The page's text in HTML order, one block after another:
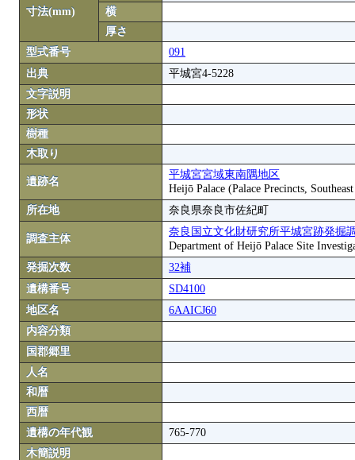
寸法(mm)
横
厚さ
型式番号
091
出典
平城宮4-5228
文字説明
形状
樹種
木取り
遺跡名
平城宮宮域東南隅地区
Heijō Palace (Palace Precincts,
所在地
奈良県奈良市佐紀町
調査主体
奈良国立文化財研究所平城宮跡発掘
Department of Heijō Palace Site
発掘次数
32補
遺構番号
SD4100
地区名
6AAICJ60
内容分類
国郡郷里
人名
和暦
西暦
遺構の年代観
765-770
木簡説明